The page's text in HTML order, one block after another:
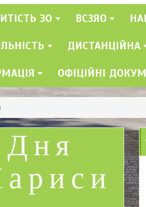
ЗО ВСЗЯО
ДИСТАНЦІЙНА
ОФІЦІЙНІ